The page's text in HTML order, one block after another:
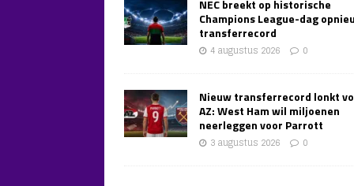
NEC breekt op historische
Champions League-dag
transferrecord
4 augustus 2026 0
Nieuw transferrecord lonkt
AZ: West Ham wil miljoenen
neerleggen voor Parrott
3 augustus 2026 0